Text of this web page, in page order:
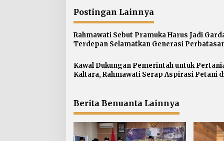
i
g
a
s
p
o
Postingan Lainnya
Rahmawati Sebut Pramuka Harus Jadi
Terdepan Selamatkan Generasi
Kawal Dukungan Pemerintah untuk
Kaltara, Rahmawati Serap Aspirasi Petani
Berita Benuanta Lainnya